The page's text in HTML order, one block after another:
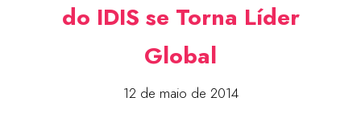
do IDIS se Torna Líder
Global
12 de maio de 2014